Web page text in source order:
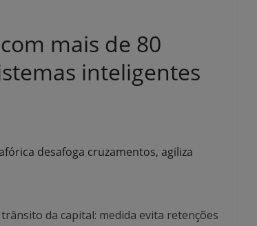
mais de 80
inteligentes
desafoga cruzamentos, agiliza
da capital: medida evita retenções